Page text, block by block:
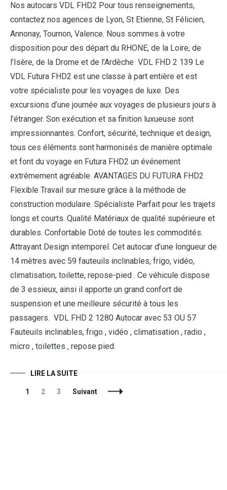
Nos autocars VDL FHD2 Pour tous renseignements,
contactez nos agences de Lyon, St Etienne, St Félicien,
Annonay, Tournon, Valence. Nous sommes à votre
disposition pour des départ du RHONE, de la Loire, de
l’Isère, de la Drome et de l’Ardèche VDL FHD 2 139 Le
VDL Futura FHD2 est une classe à part entière et est
votre spécialiste pour les voyages de luxe. Des
excursions d’une journée aux voyages de plusieurs jours à
l’étranger. Son exécution et sa finition luxueuse sont
impressionnantes. Confort, sécurité, technique et design,
tous ces éléments sont harmonisés de manière optimale
et font du voyage en Futura FHD2 un événement
extrêmement agréable. AVANTAGES DU FUTURA FHD2
Flexible Travail sur mesure grâce à la méthode de
construction modulaire. Spécialiste Parfait pour les trajets
longs et courts. Qualité Matériaux de qualité supérieure et
durables. Confortable Doté de toutes les commodités.
Attrayant Design intemporel. Cet autocar d’une longueur de
14 mètres avec 59 fauteuils inclinables, frigo, vidéo,
climatisation, toilette, repose-pied . Ce véhicule dispose
de 3 essieux, ainsi il apporte un grand confort de
suspension et une meilleure sécurité à tous les
passagers. VDL FHD 2 1280 Autocar avec 53 OU 57
Fauteuils inclinables, frigo , vidéo , climatisation , radio ,
micro , toilettes , repose pied.
LIRE LA SUITE
1 2 3 Suivant